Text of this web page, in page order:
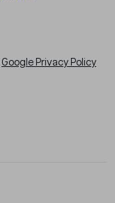
Google Privacy Policy